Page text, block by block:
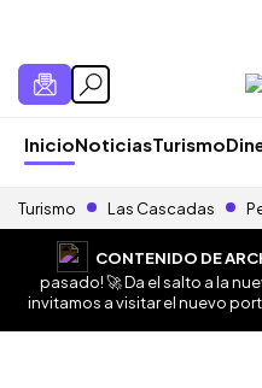
InicioNoticiasTurismo
Turismo Las Cascadas
CONTENIDO DE
pasado! 🚀 Da el salto a la
invitamos a visitar el nuevo